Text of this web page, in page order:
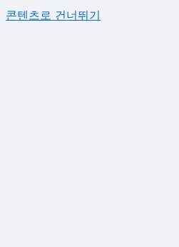
콘텐츠로 건너뛰기